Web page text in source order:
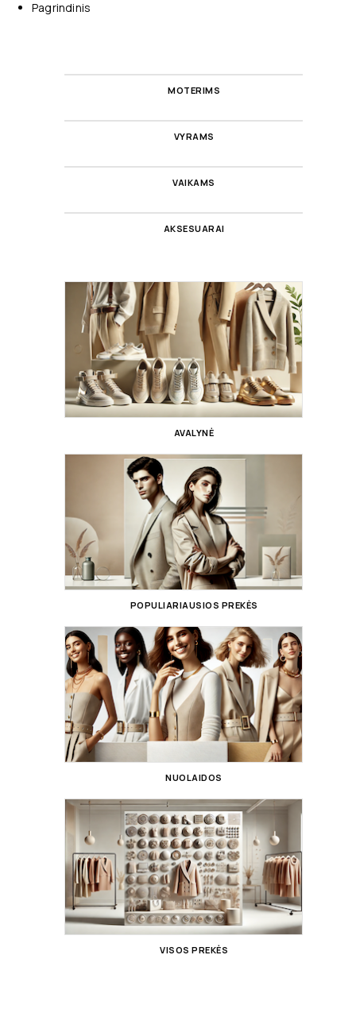
Pagrindinis
MOTERIMS
VYRAMS
VAIKAMS
AKSESUARAI
AVALYNĖ
POPULIARIAUSIOS PREKĖS
NUOLAIDOS
VISOS PREKĖS